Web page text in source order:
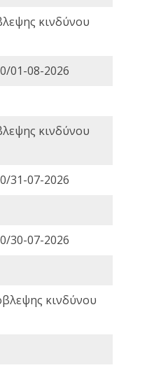
κινδύνου
01-08-2026
κινδύνου
31-07-2026
30-07-2026
κινδύνου